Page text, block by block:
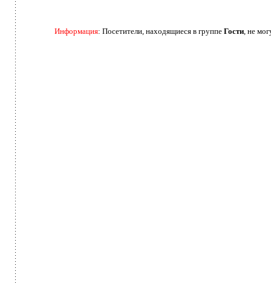
Информация: Посетители, находящиеся в группе Гости, не